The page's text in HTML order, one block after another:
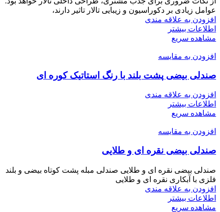
عوامل زیادی بر دکوراسیون و زیبایی تالار تاثیر دارند،
افزودن به علاقه مندی
اطلاعات بیشتر
مشاهده سریع
افزودن به مقایسه
صندلی بیضی پشت بلند با رنگ استاتیک کوره ای
افزودن به علاقه مندی
اطلاعات بیشتر
مشاهده سریع
افزودن به مقایسه
صندلی بیضی نقره ای و طلایی
صندلی بیضی نقره ای و طلایی صندلی مبله پشت کوتاه بیضی و بلند
فلزی با آبکاری نقره ای و طلایی
افزودن به علاقه مندی
اطلاعات بیشتر
مشاهده سریع